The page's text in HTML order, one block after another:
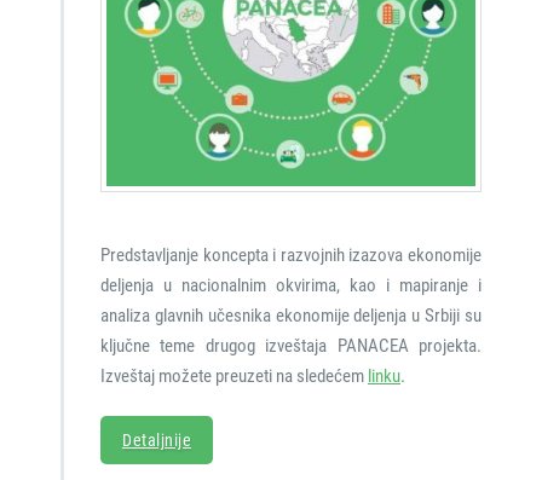
Predstavljanje koncepta i razvojnih izazova ekonomije
deljenja u nacionalnim okvirima, kao i mapiranje i
analiza glavnih učesnika ekonomije deljenja u Srbiji su
ključne teme drugog izveštaja PANACEA projekta.
Izveštaj možete preuzeti na sledećem linku.
Detaljnije